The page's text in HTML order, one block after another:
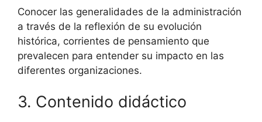
Conocer las generalidades de la administración
a través de la reflexión de su evolución
histórica, corrientes de pensamiento que
prevalecen para entender su impacto en las
diferentes organizaciones.
3. Contenido didáctico